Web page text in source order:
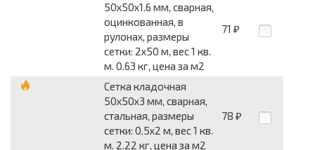
50x50x1.6 мм, сварная,
оцинкованная, в
рулонах, размеры
сетки: 2x50 м, вес 1 кв.
м. 0.63 кг, цена за м2
71 ₽
Сетка кладочная
50x50x3 мм, сварная,
стальная, размеры
сетки: 0.5x2 м, вес 1 кв.
м. 2.22 кг, цена за м2
78 ₽